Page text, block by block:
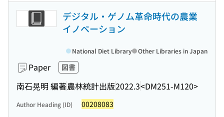
デジタル・ゲノム革命時代の農業
イノベーション
Paper 図書
南石晃明 編著農林統計出版2022.3<DM251-M120>
National Diet Library Other Libraries in Japan
Author Heading (ID) 00208083